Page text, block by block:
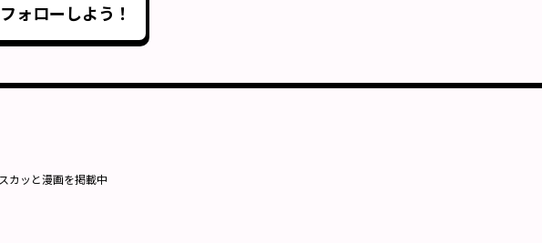
ォローしよう！
カッと漫画を掲載中